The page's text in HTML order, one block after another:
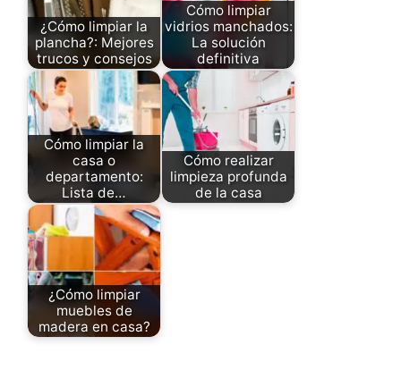
¿Cómo limpiar la
plancha?: Mejores
trucos y consejos
Cómo limpiar
vidrios manchados:
La solución
definitiva
Cómo limpiar la
casa o
departamento:
Lista de…
Cómo realizar
limpieza profunda
de la casa
¿Cómo limpiar
muebles de
madera en casa?